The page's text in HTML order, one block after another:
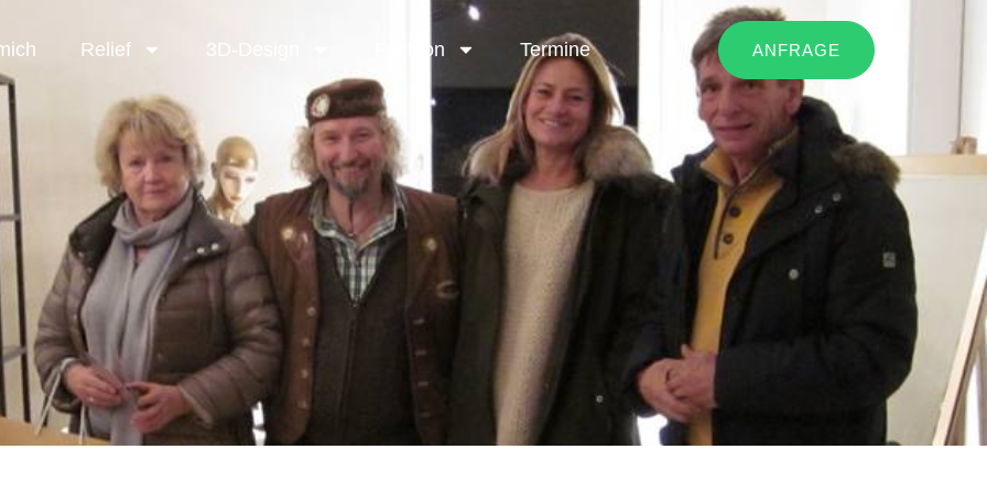
Relief 3D-Design Fashion Termine ANFRAGE